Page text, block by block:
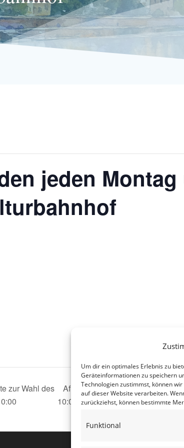
Um dir ein optimales Erlebnis zu
Geräteinformationen zu speichern
Technologien zustimmst, können
auf dieser Website verarbeiten.
zurückziehst, können bestimmte
Funktional
jeden Montag
zur Wahl des
AfD-Infostand mit Fraktionsmobil
10:00 – 12:00 auf dem